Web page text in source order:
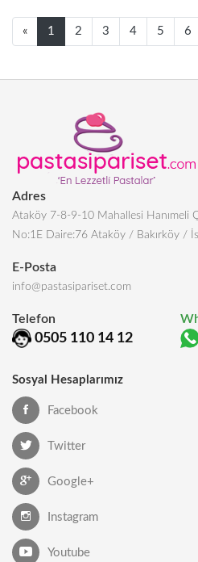
«Next1 2 3 4 5 6
Adres
Ataköy 7-8-9-10 Mahallesi Hanımeli
No:1E Daire:76 Ataköy / Bakırköy /
E-Posta
info@pastasipariset.com
Telefon
0505 110 14 12
Sosyal Hesaplarımız
Facebook
Twitter
Google+
Instagram
Youtube